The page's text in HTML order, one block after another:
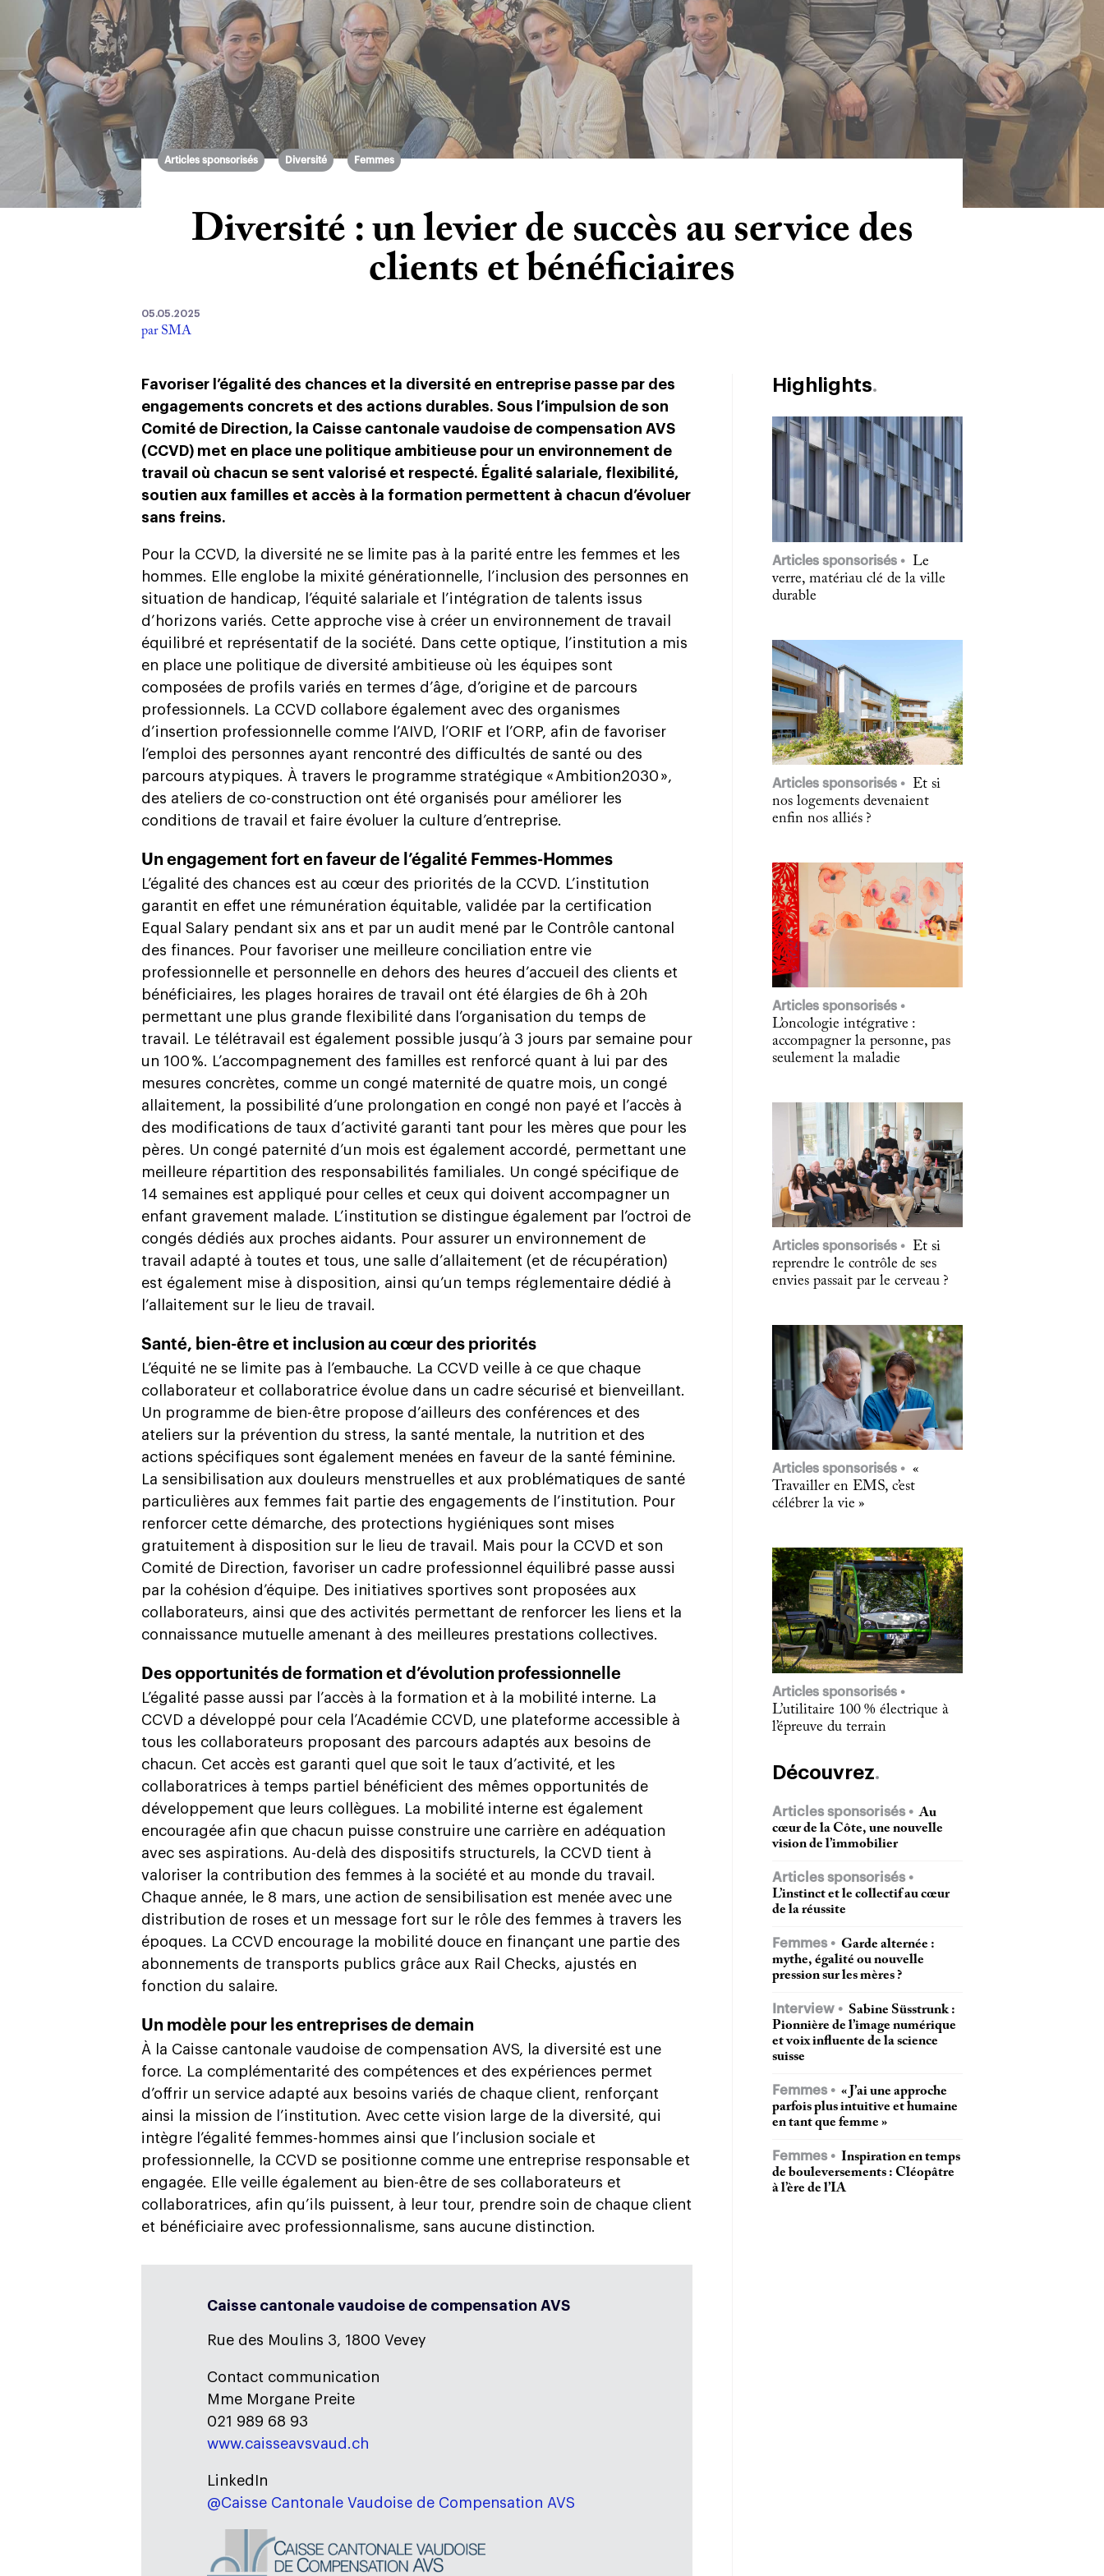
Articles sponsorisés Diversité Femmes
Diversité : un levier de succès au service des
clients et bénéficiaires
05.05.2025
par SMA
Favoriser l’égalité des chances et la diversité en entreprise passe par des
engagements concrets et des actions durables. Sous l’impulsion de son
Comité de Direction, la Caisse cantonale vaudoise de compensation AVS
(CCVD) met en place une politique ambitieuse pour un environnement de
travail où chacun se sent valorisé et respecté. Égalité salariale, flexibilité,
soutien aux familles et accès à la formation permettent à chacun d’évoluer
sans freins.
Pour la CCVD, la diversité ne se limite pas à la parité entre les femmes et les
hommes. Elle englobe la mixité générationnelle, l’inclusion des personnes en
situation de handicap, l’équité salariale et l’intégration de talents issus
d’horizons variés. Cette approche vise à créer un environnement de travail
équilibré et représentatif de la société. Dans cette optique, l’institution a mis
en place une politique de diversité ambitieuse où les équipes sont
composées de profils variés en termes d’âge, d’origine et de parcours
professionnels. La CCVD collabore également avec des organismes
d’insertion professionnelle comme l’AIVD, l’ORIF et l’ORP, afin de favoriser
l’emploi des personnes ayant rencontré des difficultés de santé ou des
parcours atypiques. À travers le programme stratégique « Ambition2030 »,
des ateliers de co-construction ont été organisés pour améliorer les
conditions de travail et faire évoluer la culture d’entreprise.
Un engagement fort en faveur de l’égalité Femmes-Hommes
L’égalité des chances est au cœur des priorités de la CCVD. L’institution
garantit en effet une rémunération équitable, validée par la certification
Equal Salary pendant six ans et par un audit mené par le Contrôle cantonal
des finances. Pour favoriser une meilleure conciliation entre vie
professionnelle et personnelle en dehors des heures d’accueil des clients et
bénéficiaires, les plages horaires de travail ont été élargies de 6h à 20h
permettant une plus grande flexibilité dans l’organisation du temps de
travail. Le télétravail est également possible jusqu’à 3 jours par semaine pour
un 100 %. L’accompagnement des familles est renforcé quant à lui par des
mesures concrètes, comme un congé maternité de quatre mois, un congé
allaitement, la possibilité d’une prolongation en congé non payé et l’accès à
des modifications de taux d’activité garanti tant pour les mères que pour les
pères. Un congé paternité d’un mois est également accordé, permettant une
meilleure répartition des responsabilités familiales. Un congé spécifique de
14 semaines est appliqué pour celles et ceux qui doivent accompagner un
enfant gravement malade. L’institution se distingue également par l’octroi de
congés dédiés aux proches aidants. Pour assurer un environnement de
travail adapté à toutes et tous, une salle d’allaitement (et de récupération)
est également mise à disposition, ainsi qu’un temps réglementaire dédié à
l’allaitement sur le lieu de travail.
Santé, bien-être et inclusion au cœur des priorités
L’équité ne se limite pas à l’embauche. La CCVD veille à ce que chaque
collaborateur et collaboratrice évolue dans un cadre sécurisé et bienveillant.
Un programme de bien-être propose d’ailleurs des conférences et des
ateliers sur la prévention du stress, la santé mentale, la nutrition et des
actions spécifiques sont également menées en faveur de la santé féminine.
La sensibilisation aux douleurs menstruelles et aux problématiques de santé
particulières aux femmes fait partie des engagements de l’institution. Pour
renforcer cette démarche, des protections hygiéniques sont mises
gratuitement à disposition sur le lieu de travail. Mais pour la CCVD et son
Comité de Direction, favoriser un cadre professionnel équilibré passe aussi
par la cohésion d’équipe. Des initiatives sportives sont proposées aux
collaborateurs, ainsi que des activités permettant de renforcer les liens et la
connaissance mutuelle amenant à des meilleures prestations collectives.
Des opportunités de formation et d’évolution professionnelle
L’égalité passe aussi par l’accès à la formation et à la mobilité interne. La
CCVD a développé pour cela l’Académie CCVD, une plateforme accessible à
tous les collaborateurs proposant des parcours adaptés aux besoins de
chacun. Cet accès est garanti quel que soit le taux d’activité, et les
collaboratrices à temps partiel bénéficient des mêmes opportunités de
développement que leurs collègues. La mobilité interne est également
encouragée afin que chacun puisse construire une carrière en adéquation
avec ses aspirations. Au-delà des dispositifs structurels, la CCVD tient à
valoriser la contribution des femmes à la société et au monde du travail.
Chaque année, le 8 mars, une action de sensibilisation est menée avec une
distribution de roses et un message fort sur le rôle des femmes à travers les
époques. La CCVD encourage la mobilité douce en finançant une partie des
abonnements de transports publics grâce aux Rail Checks, ajustés en
fonction du salaire.
Un modèle pour les entreprises de demain
À la Caisse cantonale vaudoise de compensation AVS, la diversité est une
force. La complémentarité des compétences et des expériences permet
d’offrir un service adapté aux besoins variés de chaque client, renforçant
ainsi la mission de l’institution. Avec cette vision large de la diversité, qui
intègre l’égalité femmes-hommes ainsi que l’inclusion sociale et
professionnelle, la CCVD se positionne comme une entreprise responsable et
engagée. Elle veille également au bien-être de ses collaborateurs et
collaboratrices, afin qu’ils puissent, à leur tour, prendre soin de chaque client
et bénéficiaire avec professionnalisme, sans aucune distinction.
Caisse cantonale vaudoise de compensation AVS
Rue des Moulins 3, 1800 Vevey
Contact communication
Mme Morgane Preite
021 989 68 93
www.caisseavsvaud.ch
LinkedIn
@Caisse Cantonale Vaudoise de Compensation AVS
Highlights
Articles sponsorisés
Le
verre, matériau clé de la ville
durable
Articles sponsorisés
Et si
nos logements devenaient
enfin nos alliés ?
Articles sponsorisés
L’oncologie intégrative :
accompagner la personne, pas
seulement la maladie
Articles sponsorisés
Et si
reprendre le contrôle de ses
envies passait par le cerveau ?
Articles sponsorisés
«
Travailler en EMS, c’est
célébrer la vie »
Articles sponsorisés
L’utilitaire 100 % électrique à
l’épreuve du terrain
Découvrez
Articles sponsorisés
Au
cœur de la Côte, une nouvelle
vision de l’immobilier
Articles sponsorisés
L’instinct et le collectif au cœur
de la réussite
Femmes
Garde alternée :
mythe, égalité ou nouvelle
pression sur les mères ?
Interview
Sabine Süsstrunk :
Pionnière de l’image numérique
et voix influente de la science
suisse
Femmes
« J’ai une approche
parfois plus intuitive et humaine
en tant que femme »
Femmes
Inspiration en temps
de bouleversements : Cléopâtre
à l’ère de l’IA